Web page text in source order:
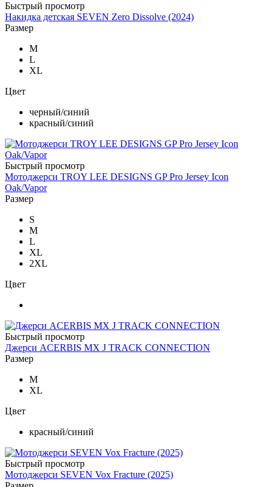
Быстрый просмотр
Накидка детская SEVEN Zero Dissolve (2024)
Размер
M
L
XL
Цвет
черный/синий
красный/синий
Быстрый просмотр
Мотоджерси TROY LEE DESIGNS GP Pro Jersey Icon
Oak/Vapor
Размер
S
M
L
XL
2XL
Цвет
Быстрый просмотр
Джерси ACERBIS MX J TRACK CONNECTION
Размер
M
XL
Цвет
красный/синий
Быстрый просмотр
Мотоджерси SEVEN Vox Fracture (2025)